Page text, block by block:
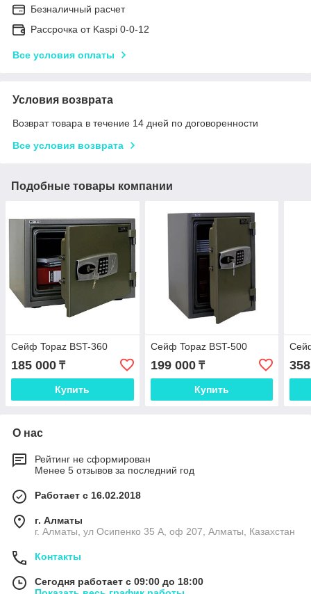
Безналичный расчет
Рассрочка от Kaspi 0-0-12
Все условия оплаты
Условия возврата
Возврат товара в течение 14 дней по договоренности
Все условия возврата
Подобные товары компании
Сейф Topaz BST-360
185 000 ₸
Купить
Сейф Topaz BST-500
199 000₸
Купить
О нас
Рейтинг не сформирован
Менее 5 отзывов за последний год
Работает с 16.02.2018
г. Алматы
г. Алматы, ул Осипенко 35 А, оф 207, Алматы, Казахстан
Контакты
Сегодня работает с 09:00 до 18:00